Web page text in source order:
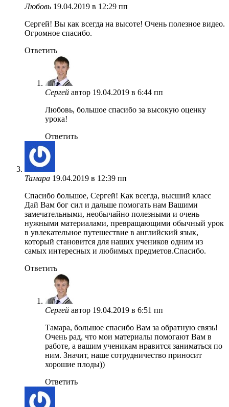
Любовь 19.04.2019 в 12:29 пп
Сергей! Вы как всегда на высоте! Очень полезное видео.
Огромное спасибо.
Ответить
Сергей автор 19.04.2019 в 6:44 пп
Любовь, большое спасибо за высокую оценку
урока!
Ответить
Тамара 19.04.2019 в 12:39 пп
Спасибо большое, Сергей! Как всегда, высший класс
Дай Вам бог сил и дальше помогать нам Вашими
замечательными, необычайно полезными и очень
нужными материалами, превращающими обычный урок
в увлекательное путешествие в английский язык,
который становится для наших учеников одним из
самых интересных и любимых предметов.Спасибо.
Ответить
Сергей автор 19.04.2019 в 6:51 пп
Тамара, большое спасибо Вам за обратную связь!
Очень рад, что мои материалы помогают Вам в
работе, а вашим ученикам нравится заниматься по
ним. Значит, наше сотрудничество приносит
хорошие плоды))
Ответить